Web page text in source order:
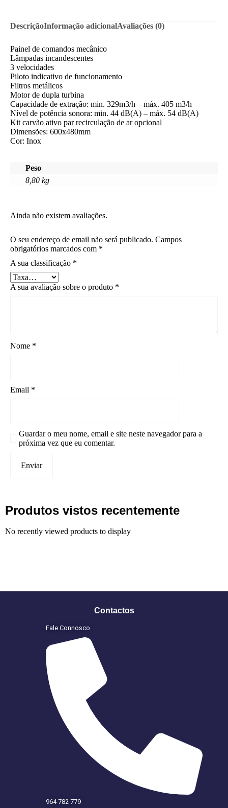
DescriçãoInformação adicionalAvaliações (0)
Painel de comandos mecânico
Lâmpadas incandescentes
3 velocidades
Piloto indicativo de funcionamento
Filtros metálicos
Motor de dupla turbina
Capacidade de extração: min. 329m3/h – máx. 405 m3/h
Nível de potência sonora: min. 44 dB(A) – máx. 54 dB(A)
Kit carvão ativo par recirculação de ar opcional
Dimensões: 600x480mm
Cor: Inox
Peso
8,80 kg
Ainda não existem avaliações.
O seu endereço de email não será publicado. Campos
obrigatórios marcados com *
A sua classificação *
A sua avaliação sobre o produto *
Nome *
Email *
Guardar o meu nome, email e site neste navegador para a
próxima vez que eu comentar.
Produtos vistos recentemente
No recently viewed products to display
Contactos
Fale Connosco
964 782 779